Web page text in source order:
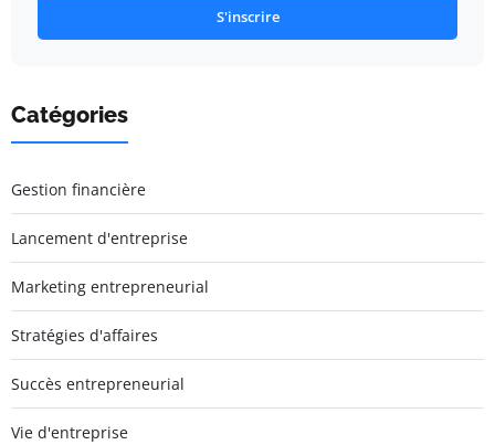
S'inscrire
Catégories
Gestion financière
Lancement d'entreprise
Marketing entrepreneurial
Stratégies d'affaires
Succès entrepreneurial
Vie d'entreprise